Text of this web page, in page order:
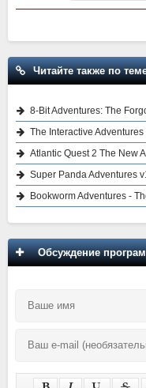
Читайте также по
8-Bit Adventures: The
The Interactive
Atlantic Quest 2 The New
Super Panda Adventures
Bookworm Adventures -
Обсуждение